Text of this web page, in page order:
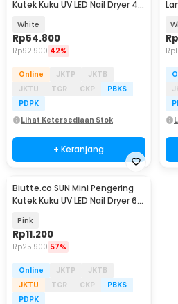
Kutek Kuku UV LED Nail Dryer 48
White
Rp54.800
Rp92.900 42%
Online JKTP
JKTB
JKTU
TGR CKP
PBKS
PDPK
Lihat Ketersediaan Stok
+ Keranjang
Rp
Rp
Biutte.co SUN Mini Pengering
Kutek Kuku UV LED Nail Dryer 6W
Pink
Rp11.200
Rp25.900 57%
Online JKTP
JKTB
JKTU
TGR CKP
PBKS
PDPK